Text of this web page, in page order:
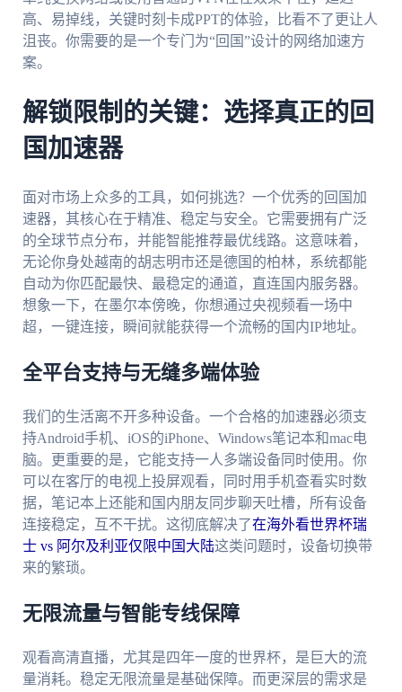
高、易掉线，关键时刻卡成PPT的体验，比看不了更让人
沮丧。你需要的是一个专门为“回国”设计的网络加速方
案。
解锁限制的关键：选择真正的回
国加速器
面对市场上众多的工具，如何挑选？一个优秀的回国加
速器，其核心在于精准、稳定与安全。它需要拥有广泛
的全球节点分布，并能智能推荐最优线路。这意味着，
无论你身处越南的胡志明市还是德国的柏林，系统都能
自动为你匹配最快、最稳定的通道，直连国内服务器。
想象一下，在墨尔本傍晚，你想通过央视频看一场中
超，一键连接，瞬间就能获得一个流畅的国内IP地址。
全平台支持与无缝多端体验
我们的生活离不开多种设备。一个合格的加速器必须支
持Android手机、iOS的iPhone、Windows笔记本和mac电
脑。更重要的是，它能支持一人多端设备同时使用。你
可以在客厅的电视上投屏观看，同时用手机查看实时数
据，笔记本上还能和国内朋友同步聊天吐槽，所有设备
连接稳定，互不干扰。这彻底解决了在海外看世界杯瑞
士 vs 阿尔及利亚仅限中国大陆这类问题时，设备切换带
来的繁琐。
无限流量与智能专线保障
观看高清直播，尤其是四年一度的世界杯，是巨大的流
量消耗。稳定无限流量是基础保障。而更深层的需求是